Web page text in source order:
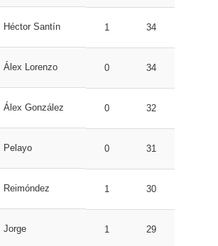
Héctor Santín 1 34
Álex Lorenzo 0 34
Álex González 0 32
Pelayo 0 31
Reimóndez 1 30
Jorge 1 29